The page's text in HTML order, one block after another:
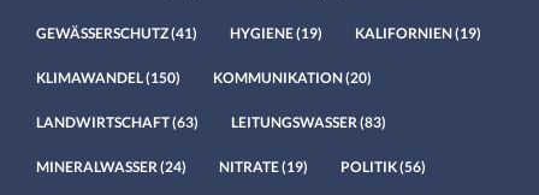
GEWÄSSERSCHUTZ(41) HYGIENE(19) KALIFORNIEN(19)
KLIMAWANDEL(150) KOMMUNIKATION(20)
LANDWIRTSCHAFT(63) LEITUNGSWASSER(83)
MINERALWASSER(24) NITRATE(19) POLITIK(56)